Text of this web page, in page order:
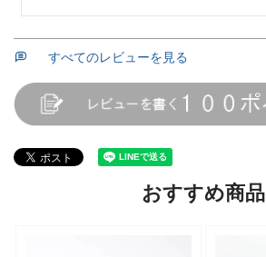
すべてのレビューを見る
おすすめ商品